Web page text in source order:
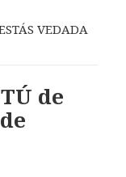
VEDADA
de